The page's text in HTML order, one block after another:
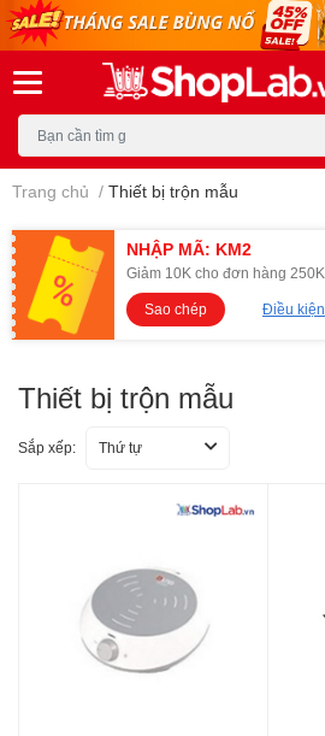
Trang chủ / Thiết bị trộn mẫu
NHẬP MÃ: KM2
Giảm 10K cho đơn hàng 250K
Sao chép
Điều kiện
Thiết bị trộn mẫu
Sắp xếp: Thứ tự